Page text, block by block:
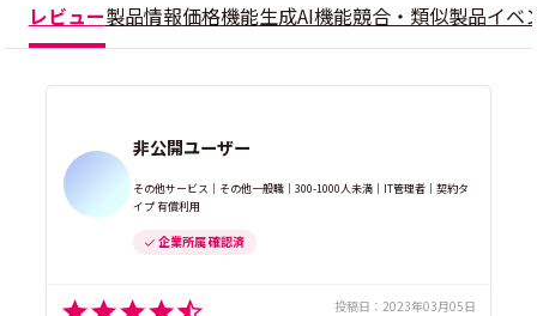
レビュー製品情報価格機能生成AI機能競合・類似製品イベ
非公開ユーザー
その他サービス｜その他一般職｜300-1000人未満｜IT管理者｜契約タ
イプ 有償利用
企業所属 確認済
投稿日： 2023年03月05日